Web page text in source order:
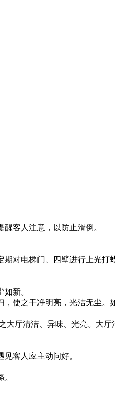
客人注意，以防止滑倒。
对电梯门、四壁进行上光打
新。
使之干净明亮，光洁无尘。
厅清洁、异味、光亮。大厅
客人应主动问好。